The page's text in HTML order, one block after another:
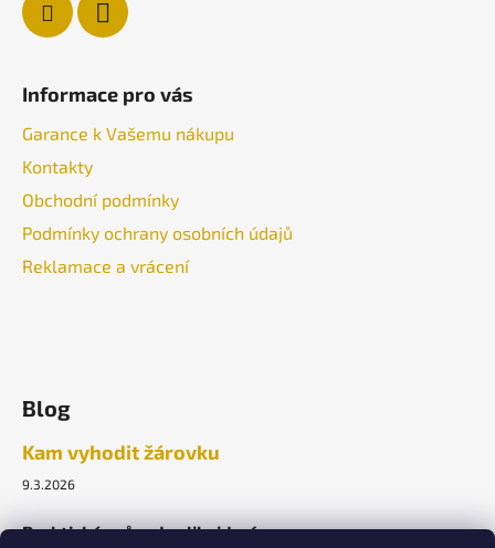
Informace pro vás
Garance k Vašemu nákupu
Kontakty
Obchodní podmínky
Podmínky ochrany osobních údajů
Reklamace a vrácení
Blog
Kam vyhodit žárovku
9.3.2026
Praktický průvodce likvidací.